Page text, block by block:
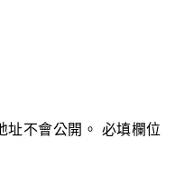
址不會公開。 必填欄位